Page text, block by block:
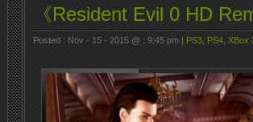
《Resident Evil 0 HD
Posted : Nov - 15 - 2015 @ : 9:45 pm | PS3 PS4 XBox